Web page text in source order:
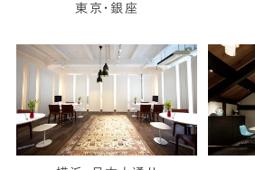
東京・銀座